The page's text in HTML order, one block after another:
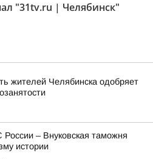
"31tv.ru | Челябинск"
жителей Челябинска одобряет
– Внуковская таможня
истории